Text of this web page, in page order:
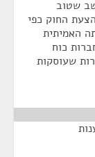
שטוב
החוק כפי
האמיתית
כוח
שעוסקות